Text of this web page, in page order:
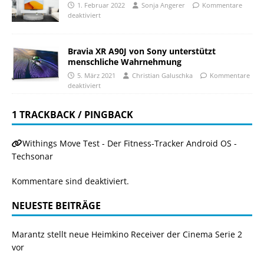
1. Februar 2022 Sonja Angerer
Kommentare
deaktiviert
Bravia XR A90J von Sony unterstützt
menschliche Wahrnehmung
5. März 2021 Christian Galuschka
Kommentare
deaktiviert
1 TRACKBACK / PINGBACK
Withings Move Test - Der Fitness-Tracker Android OS -
Techsonar
Kommentare sind deaktiviert.
NEUESTE BEITRÄGE
Marantz stellt neue Heimkino Receiver der Cinema Serie 2
vor